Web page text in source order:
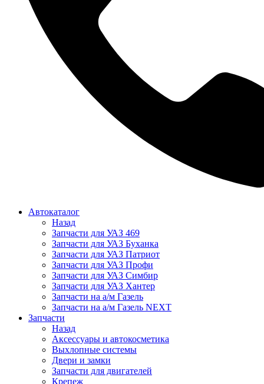
Автокаталог
Назад
Запчасти для УАЗ 469
Запчасти для УАЗ Буханка
Запчасти для УАЗ Патриот
Запчасти для УАЗ Профи
Запчасти для УАЗ Симбир
Запчасти для УАЗ Хантер
Запчасти на а/м Газель
Запчасти на а/м Газель NEXT
Запчасти
Назад
Аксессуары и автокосметика
Выхлопные системы
Двери и замки
Запчасти для двигателей
Крепеж